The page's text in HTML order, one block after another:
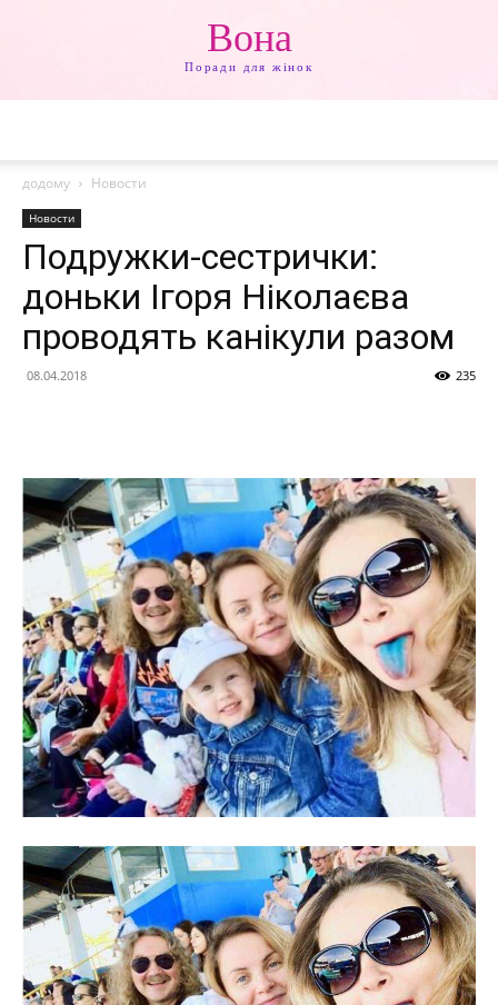
Вона
Поради для жінок
додому Новости
Новости
Подружки-сестрички:
доньки Ігоря Ніколаєва
проводять канікули разом
08.04.2018 235